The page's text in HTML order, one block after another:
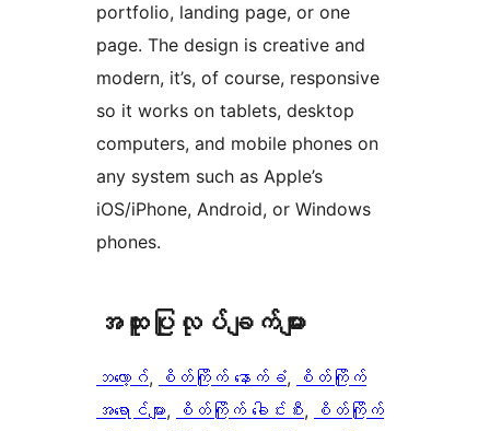
portfolio, landing page, or one
page. The design is creative and
modern, it’s, of course, responsive
so it works on tablets, desktop
computers, and mobile phones on
any system such as Apple’s
iOS/iPhone, Android, or Windows
phones.
အ​ထူး​ပြု​လုပ်​ချက်​များ
ဘလော့ဂ်, စိတ်ကြိုက် နောက်ခံ,
စိတ်ကြိုက်
အရောင်များ, စိတ်ကြိုက် ခေါင်းစီး,
စိတ်ကြိုက်